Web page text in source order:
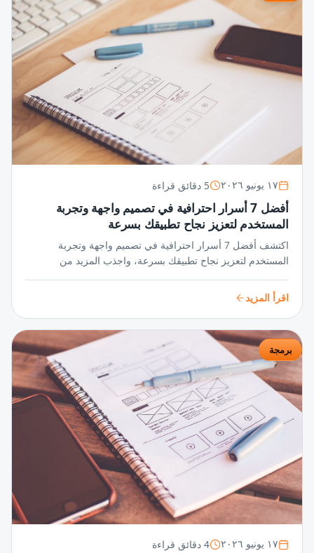
١٧ يونيو ٢٠٢٦ 5 دقائق قراءة
أفضل 7 أسرار احترافية في تصميم واجهة وتجربة
المستخدم لتعزيز نجاح تطبيقك بسرعة
اكتشف أفضل 7 أسرار احترافية في تصميم واجهة وتجربة
المستخدم لتعزيز نجاح تطبيقك بسرعة، واجذب المزيد من
مستمرًا ورضا عالي.
اقرأ المزيد
برمجة
١٧ يونيو ٢٠٢٦ 4 دقائق قراءة